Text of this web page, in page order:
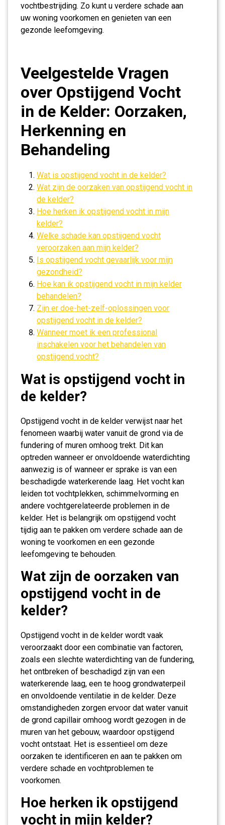
vochtbestrijding. Zo kunt u verdere schade aan
uw woning voorkomen en genieten van een
gezonde leefomgeving.
Veelgestelde Vragen
over Opstijgend Vocht
in de Kelder: Oorzaken,
Herkenning en
Behandeling
Wat is opstijgend vocht in de kelder?
Wat zijn de oorzaken van opstijgend vocht in
de kelder?
Hoe herken ik opstijgend vocht in mijn
kelder?
Welke schade kan opstijgend vocht
veroorzaken aan mijn kelder?
Is opstijgend vocht gevaarlijk voor mijn
gezondheid?
Hoe kan ik opstijgend vocht in mijn kelder
behandelen?
Zijn er doe-het-zelf-oplossingen voor
opstijgend vocht in de kelder?
Wanneer moet ik een professional
inschakelen voor het behandelen van
opstijgend vocht?
Wat is opstijgend vocht in
de kelder?
Opstijgend vocht in de kelder verwijst naar het
fenomeen waarbij water vanuit de grond via de
fundering of muren omhoog trekt. Dit kan
optreden wanneer er onvoldoende waterdichting
aanwezig is of wanneer er sprake is van een
beschadigde waterkerende laag. Het vocht kan
leiden tot vochtplekken, schimmelvorming en
andere vochtgerelateerde problemen in de
kelder. Het is belangrijk om opstijgend vocht
tijdig aan te pakken om verdere schade aan de
woning te voorkomen en een gezonde
leefomgeving te behouden.
Wat zijn de oorzaken van
opstijgend vocht in de
kelder?
Opstijgend vocht in de kelder wordt vaak
veroorzaakt door een combinatie van factoren,
zoals een slechte waterdichting van de fundering,
het ontbreken of beschadigd zijn van een
waterkerende laag, een te hoog grondwaterpeil
en onvoldoende ventilatie in de kelder. Deze
omstandigheden zorgen ervoor dat water vanuit
de grond capillair omhoog wordt gezogen in de
muren van het gebouw, waardoor opstijgend
vocht ontstaat. Het is essentieel om deze
oorzaken te identificeren en aan te pakken om
verdere schade en vochtproblemen te
voorkomen.
Hoe herken ik opstijgend
vocht in mijn kelder?